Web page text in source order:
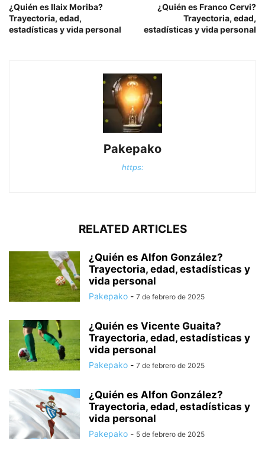
¿Quién es Ilaix Moriba?
Trayectoria, edad,
estadísticas y vida personal
¿Quién es Franco Cervi?
Trayectoria, edad,
estadísticas y vida personal
Pakepako
https:
RELATED ARTICLES
¿Quién es Alfon González?
Trayectoria, edad, estadísticas y
vida personal
Pakepako - 7 de febrero de 2025
¿Quién es Vicente Guaita?
Trayectoria, edad, estadísticas y
vida personal
Pakepako - 7 de febrero de 2025
¿Quién es Alfon González?
Trayectoria, edad, estadísticas y
vida personal
Pakepako - 5 de febrero de 2025